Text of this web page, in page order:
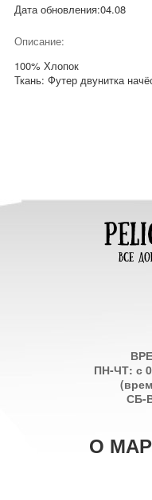
Дата обновления:04.08
Описание:
100% Хлопок
Ткань: Футер двунитка
ПН-ЧТ: с
СБ-
О